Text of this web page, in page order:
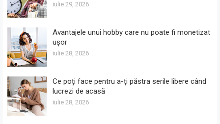
iulie 29, 2026
Avantajele unui hobby care nu poate fi monetizat
ușor
iulie 28, 2026
Ce poți face pentru a-ți păstra serile libere când
lucrezi de acasă
iulie 28, 2026